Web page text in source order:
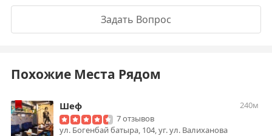
Задать Вопрос
Похожие Места Рядом
Шеф
240м
7 отзывов
ул. Богенбай батыра, 104, уг. ул. Валиханова